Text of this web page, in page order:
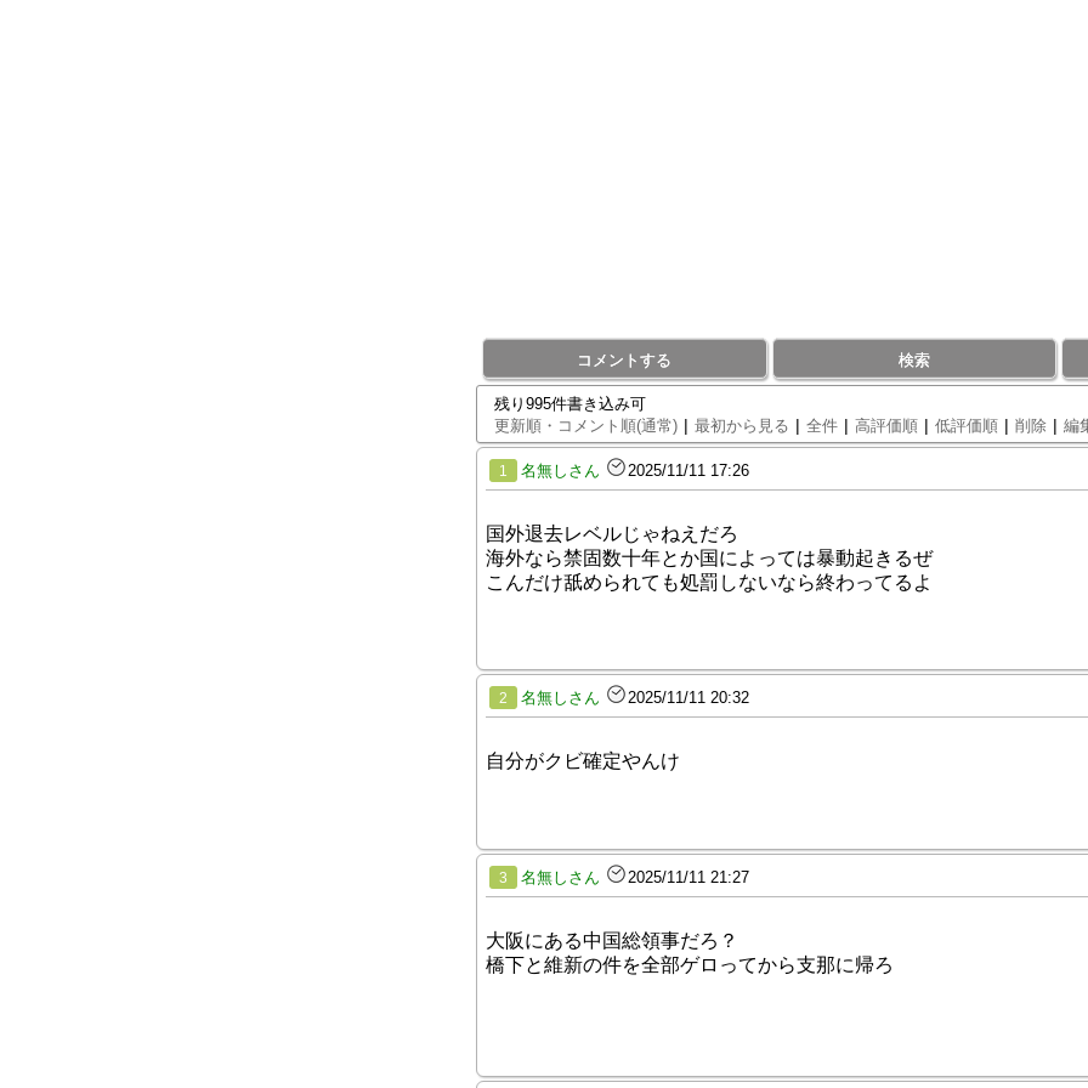
コメントする 検索
残り995件書き込み可
更新順・コメント順(通常) | 最初から見る | 全件 | 高評価順 | 低評価順 | 削除 | 編
1 名無しさん 2025/11/11 17:26
国外退去レベルじゃねえだろ
海外なら禁固数十年とか国によっては暴動起きるぜ
こんだけ舐められても処罰しないなら終わってるよ
2 名無しさん 2025/11/11 20:32
自分がクビ確定やんけ
3 名無しさん 2025/11/11 21:27
大阪にある中国総領事だろ？
橋下と維新の件を全部ゲロってから支那に帰ろ